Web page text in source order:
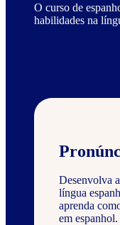
O curso de
habilidades na
Desenvolva
língua
aprenda
em espanhol.